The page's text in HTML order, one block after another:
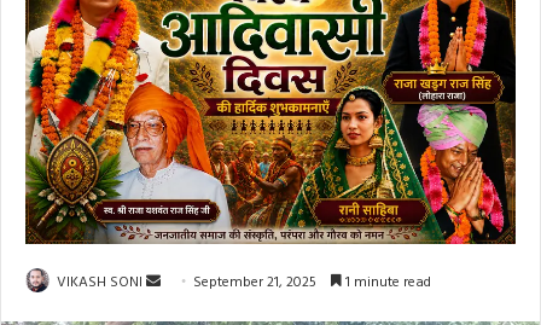
VIKASH SONI
Send September 21, 2025 1 minute read